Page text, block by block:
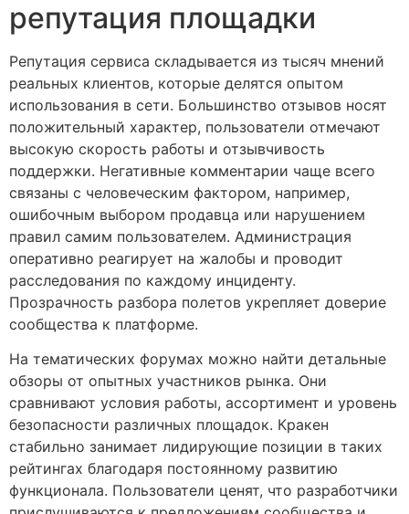
репутация площадки
Репутация сервиса складывается из тысяч мнений
реальных клиентов, которые делятся опытом
использования в сети. Большинство отзывов носят
положительный характер, пользователи отмечают
высокую скорость работы и отзывчивость
поддержки. Негативные комментарии чаще всего
связаны с человеческим фактором, например,
ошибочным выбором продавца или нарушением
правил самим пользователем. Администрация
оперативно реагирует на жалобы и проводит
расследования по каждому инциденту.
Прозрачность разбора полетов укрепляет доверие
сообщества к платформе.
На тематических форумах можно найти детальные
обзоры от опытных участников рынка. Они
сравнивают условия работы, ассортимент и уровень
безопасности различных площадок. Кракен
стабильно занимает лидирующие позиции в таких
рейтингах благодаря постоянному развитию
функционала. Пользователи ценят, что разработчики